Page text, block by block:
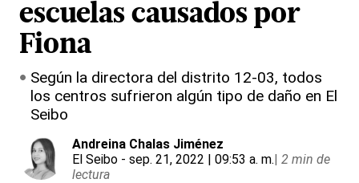
escuelas causados por
Fiona
Según la directora del distrito 12-03, todos
los centros sufrieron algún tipo de daño en El
Seibo
Andreina Chalas Jiménez
El Seibo - sep. 21, 2022 | 09:53 a. m.| 2 min de
lectura